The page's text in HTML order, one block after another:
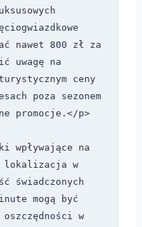
nawet 800 zł za
uwagę na
ceny
poza sezonem
promocje.</p>
wpływające na
lokalizacja w
świadczonych
mogą być
w